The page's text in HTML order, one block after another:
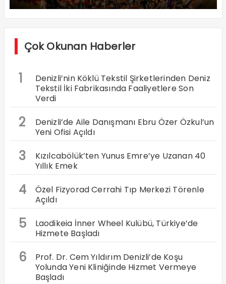
Çok Okunan Haberler
1
Denizli’nin Köklü Tekstil Şirketlerinden Deniz
Tekstil İki Fabrikasında Faaliyetlere Son
Verdi
2
Denizli’de Aile Danışmanı Ebru Özer Özkul’un
Yeni Ofisi Açıldı
3
Kızılcabölük’ten Yunus Emre’ye Uzanan 40
Yıllık Emek
4
Özel Fizyorad Cerrahi Tıp Merkezi Törenle
Açıldı
5
Laodikeia İnner Wheel Kulübü, Türkiye’de
Hizmete Başladı
6
Prof. Dr. Cem Yıldırım Denizli’de Koşu
Yolunda Yeni Kliniğinde Hizmet Vermeye
Başladı